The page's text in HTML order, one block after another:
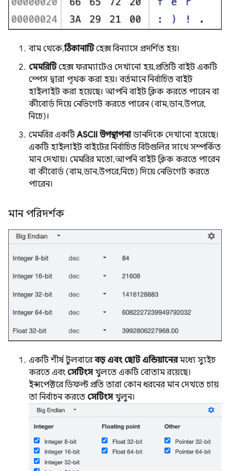
বাম থেকে,ঠিকানাটিহেক্স বিন্যাসে প্রদর্শিত হয়।
মেমরিটিহেক্স ফরম্যাটেও দেখানো হয়, প্রতিটি বাইট একটি
স্পেস দ্বারা পৃথক করা হয়। বর্তমানে নির্বাচিত বাইট
হাইলাইট করা হয়েছে। আপনি বাইট ক্লিক করতে পারেন বা
কীবোর্ড দিয়ে নেভিগেট করতে পারেন (বাম, ডান, উপরে,
নিচে)।
মেমরির একটিASCII উপস্থাপনাডানদিকে দেখানো হয়েছে।
একটি হাইলাইট বাইটের নির্বাচিত বিটগুলির সাথে সম্পর্কিত
মান দেখায়। মেমরির মতো, আপনি বাইট ক্লিক করতে পারেন
বা কীবোর্ড (বাম, ডান, উপরে, নিচে) দিয়ে নেভিগেট করতে
পারেন।
মান পরিদর্শক
একটি শীর্ষ টুলবারেবড় এবং ছোট এন্ডিয়ানেরমধ্যে স্যুইচ
করতে এবং সেটিংসখুলতে একটি বোতাম রয়েছে।
ইন্সপেক্টরে ডিফল্ট প্রতি তারা কোন ধরনের মান দেখতে চায়
তা নির্বাচন করতে সেটিংসখুলুন।